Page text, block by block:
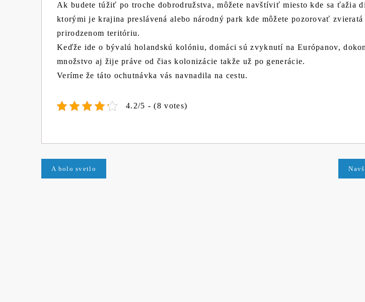
Ak budete túžiť po troche dobrodružstva, môžete navštíviť miesto kde sa ťažia
ktorými je krajina preslávená alebo národný park kde môžete pozorovať
prirodzenom teritóriu.
Keďže ide o bývalú holandskú kolóniu, domáci sú zvyknutí na Európanov,
množstvo aj žije práve od čias kolonizácie takže už po generácie.
Veríme že táto ochutnávka vás navnadila na cestu.
4.2/5 - (8 votes)
Navigace
A bolo svetlo